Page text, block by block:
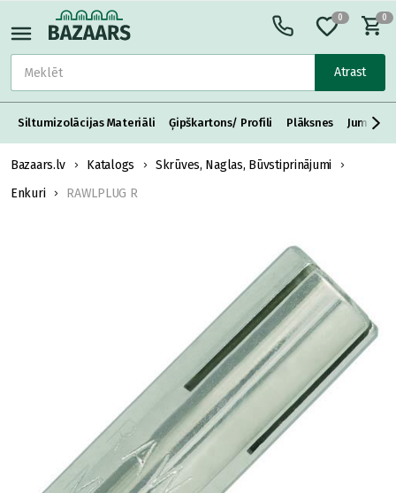
Atrast
0 0
Siltumizolācijas Materiāli Ģipškartons/ Profili Plāksnes Jumta
Bazaars.lv Katalogs
Skrūves, Naglas, Būvstiprinājumi
Enkuri
RAWLPLUG R